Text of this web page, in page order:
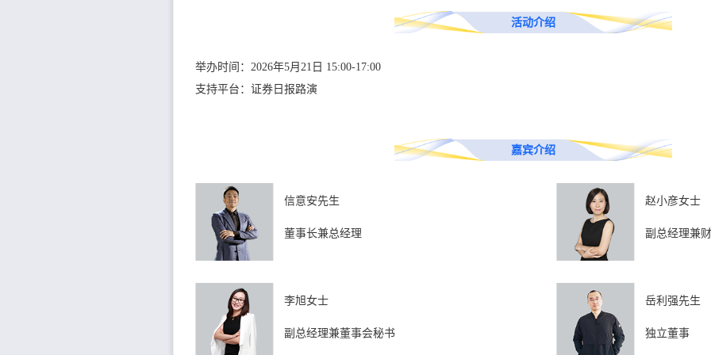
活动介绍
举办时间：2026年5月21日 15:00-17:00
支持平台：证券日报路演
嘉宾介绍
信意安先生
董事长兼总经理
赵小彦女士
副总经理兼
李旭女士
副总经理兼董事会秘书
岳利强先生
独立董事